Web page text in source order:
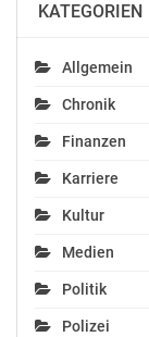
Wahl von Martin
ÖVP-Obmann
April 5, 2018
KATEGORIEN
Allgemein
Chronik
Finanzen
Karriere
Kultur
Medien
Politik
Polizei